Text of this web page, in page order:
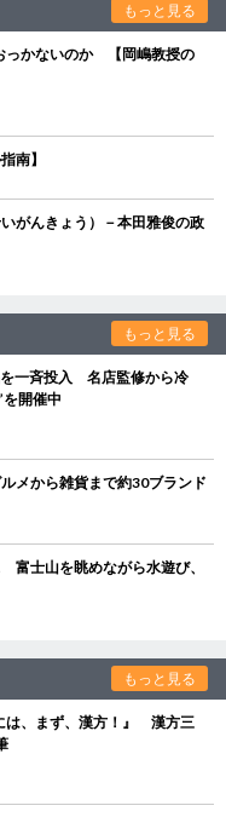
もっと見る
っかないのか 【岡嶋教授の
南】
がんきょう）－本田雅俊の政
もっと見る
一斉投入 名店監修から冷
開催中
メから雑貨まで約30ブランド
富士山を眺めながら水遊び、
もっと見る
は、まず、漢方！』 漢方三